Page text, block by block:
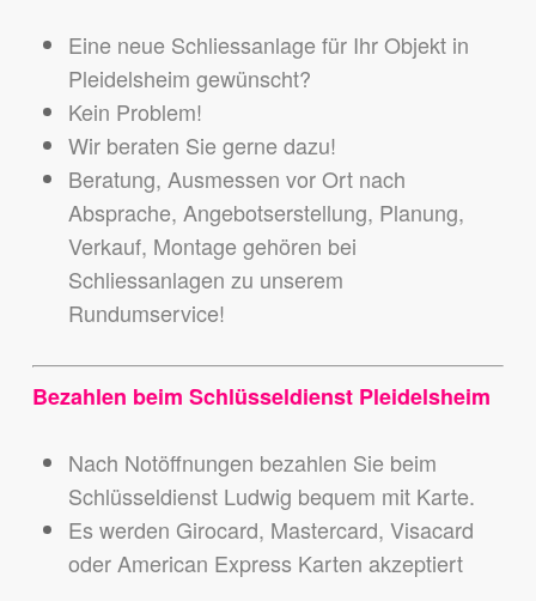
Eine neue Schliessanlage für Ihr Objekt in
Pleidelsheim gewünscht?
Kein Problem!
Wir beraten Sie gerne dazu!
Beratung, Ausmessen vor Ort nach
Absprache, Angebotserstellung, Planung,
Verkauf, Montage gehören bei
Schliessanlagen zu unserem
Rundumservice!
Bezahlen beim Schlüsseldienst Pleidelsheim
Nach Notöffnungen bezahlen Sie beim
Schlüsseldienst Ludwig bequem mit Karte.
Es werden Girocard, Mastercard, Visacard
oder American Express Karten akzeptiert